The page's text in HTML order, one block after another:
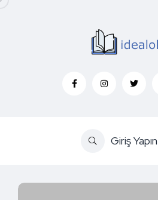
Giriş Yapın